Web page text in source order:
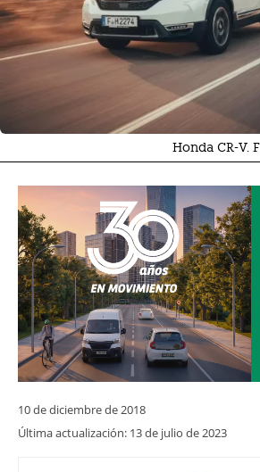
Honda CR-V.
10 de diciembre de 2018
Última actualización: 13 de julio de 2023